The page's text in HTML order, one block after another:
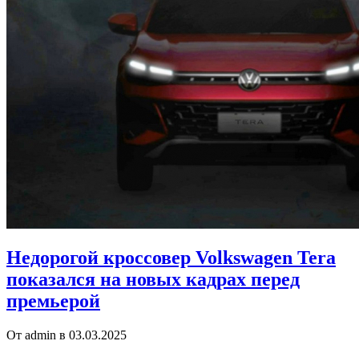
Недорогой кроссовер Volkswagen Tera
показался на новых кадрах перед
премьерой
От admin в 03.03.2025